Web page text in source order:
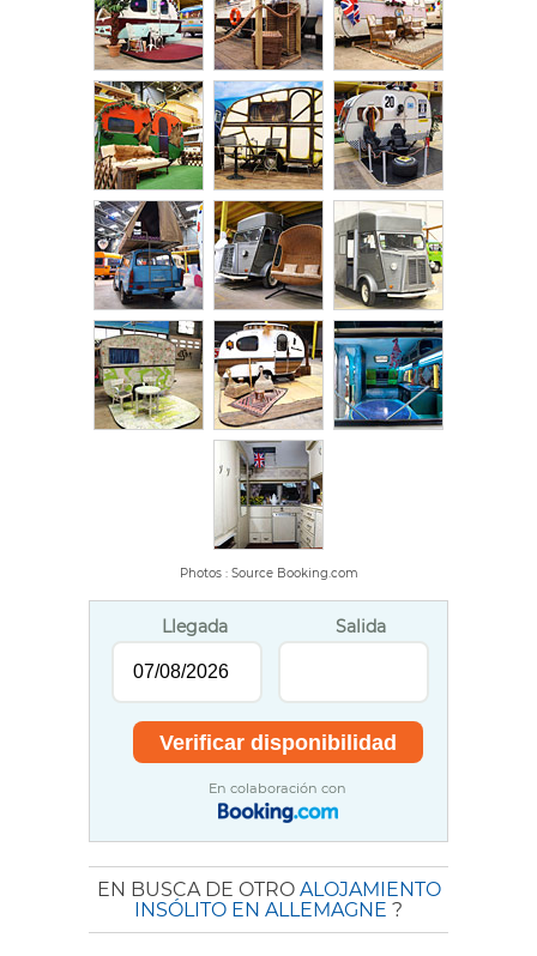
Photos : Source Booking.com
Llegada Salida
En colaboración con
EN BUSCA DE OTRO ALOJAMIENTO
INSÓLITO EN ALLEMAGNE ?